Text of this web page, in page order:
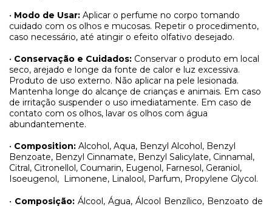
• Modo de Usar: Aplicar o perfume no corpo tomando
cuidado com os olhos e mucosas. Repetir o procedimento,
caso necessário, até atingir o efeito olfativo desejado.
• Conservação e Cuidados: Conservar o produto em local
seco, arejado e longe da fonte de calor e luz excessiva.
Produto de uso externo. Não aplicar na pele lesionada.
Mantenha longe do alcançe de crianças e animais. Em caso
de irritação suspender o uso imediatamente. Em caso de
contato com os olhos, lavar os olhos com água
abundantemente.
• Composition: Alcohol, Aqua, Benzyl Alcohol, Benzyl
Benzoate, Benzyl Cinnamate, Benzyl Salicylate, Cinnamal,
Citral, Citronellol, Coumarin, Eugenol, Farnesol, Geraniol,
Isoeugenol,
Limonene, Linalool, Parfum, Propylene Glycol.
• Composição: Álcool, Água, Álcool Benzílico, Benzoato de